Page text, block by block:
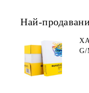
Най-
G/